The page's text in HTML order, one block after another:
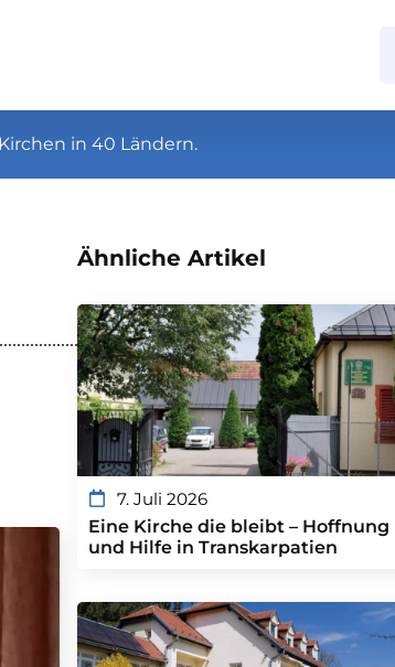
in 40 Ländern.
Ähnliche Artikel
7. Juli 2026
Eine Kirche die bleibt – Hoffnung
und Hilfe in Transkarpatien